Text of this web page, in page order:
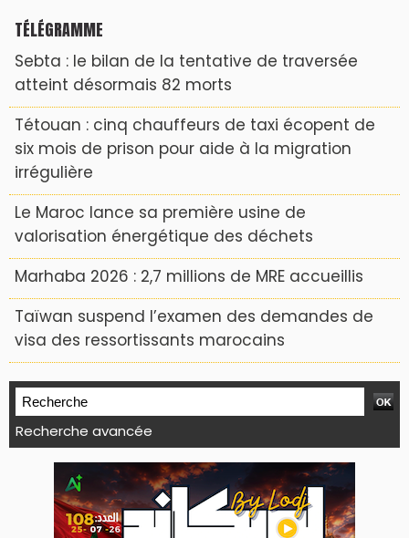
TÉLÉGRAMME
Sebta : le bilan de la tentative de traversée
atteint désormais 82 morts
Tétouan : cinq chauffeurs de taxi écopent de
six mois de prison pour aide à la migration
irrégulière
Le Maroc lance sa première usine de
valorisation énergétique des déchets
Marhaba 2026 : 2,7 millions de MRE accueillis
Taïwan suspend l’examen des demandes de
visa des ressortissants marocains
Recherche avancée